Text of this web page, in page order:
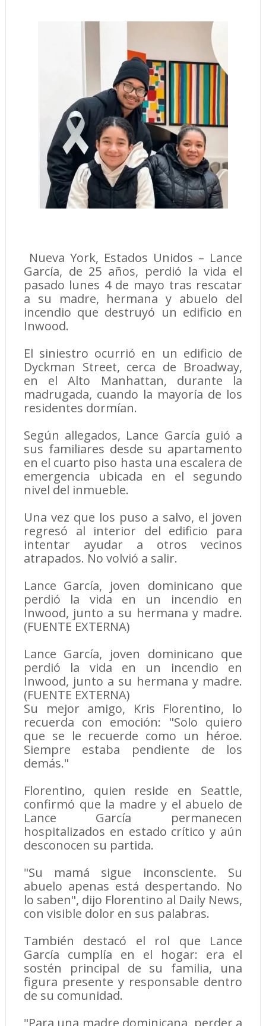
Nueva York, Estados Unidos – Lance
García, de 25 años, perdió la vida el
pasado lunes 4 de mayo tras rescatar
a su madre, hermana y abuelo del
incendio que destruyó un edificio en
Inwood.
El siniestro ocurrió en un edificio de
Dyckman Street, cerca de Broadway,
en el Alto Manhattan, durante la
madrugada, cuando la mayoría de los
residentes dormían.
Según allegados, Lance García guió a
sus familiares desde su apartamento
en el cuarto piso hasta una escalera de
emergencia ubicada en el segundo
nivel del inmueble.
Una vez que los puso a salvo, el joven
regresó al interior del edificio para
intentar ayudar a otros vecinos
atrapados. No volvió a salir.
Lance García, joven dominicano que
perdió la vida en un incendio en
Inwood, junto a su hermana y madre.
(FUENTE EXTERNA)
Lance García, joven dominicano que
perdió la vida en un incendio en
Inwood, junto a su hermana y madre.
(FUENTE EXTERNA)
Su mejor amigo, Kris Florentino, lo
recuerda con emoción: "Solo quiero
que se le recuerde como un héroe.
Siempre estaba pendiente de los
demás."
Florentino, quien reside en Seattle,
confirmó que la madre y el abuelo de
Lance García permanecen
hospitalizados en estado crítico y aún
desconocen su partida.
"Su mamá sigue inconsciente. Su
abuelo apenas está despertando. No
lo saben", dijo Florentino al Daily News,
con visible dolor en sus palabras.
También destacó el rol que Lance
García cumplía en el hogar: era el
sostén principal de su familia, una
figura presente y responsable dentro
de su comunidad.